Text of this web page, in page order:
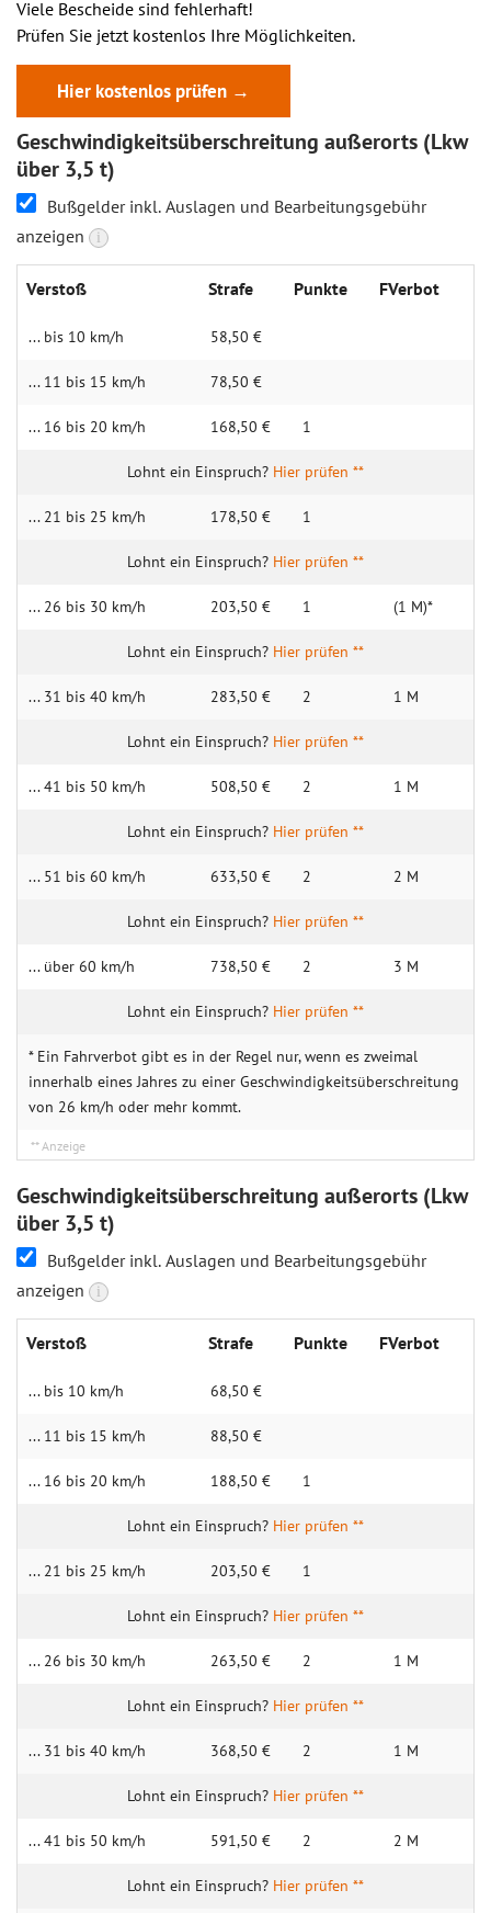
Viele Bescheide sind fehlerhaft!
Prüfen Sie jetzt kostenlos Ihre Möglichkeiten.
Hier kostenlos prüfen →
Geschwindigkeitsüberschreitung außerorts (Lkw
über 3,5 t)
Bußgelder inkl. Auslagen und Bearbeitungsgebühr
anzeigen
i
Verstoß Strafe Punkte FVerbot
... bis 10 km/h 58,50 €
... 11 bis 15 km/h 78,50 €
... 16 bis 20 km/h 168,50 € 1
Hier prüfen **
... 21 bis 25 km/h 178,50 € 1
Hier prüfen **
... 26 bis 30 km/h 203,50 € 1 (1 M)*
Hier prüfen **
... 31 bis 40 km/h 283,50 € 2 1 M
Hier prüfen **
... 41 bis 50 km/h 508,50 € 2 1 M
Hier prüfen **
... 51 bis 60 km/h 633,50 € 2 2 M
Hier prüfen **
... über 60 km/h 738,50 € 2 3 M
Hier prüfen **
* Ein Fahrverbot gibt es in der Regel nur, wenn es zweimal
innerhalb eines Jahres zu einer Geschwindigkeitsüberschreitung
von 26 km/h oder mehr kommt.
Geschwindigkeitsüberschreitung außerorts (Lkw
über 3,5 t)
Bußgelder inkl. Auslagen und Bearbeitungsgebühr
anzeigen
i
Verstoß Strafe Punkte FVerbot
... bis 10 km/h 68,50 €
... 11 bis 15 km/h 88,50 €
... 16 bis 20 km/h 188,50 € 1
Hier prüfen **
... 21 bis 25 km/h 203,50 € 1
Hier prüfen **
... 26 bis 30 km/h 263,50 € 2 1 M
Hier prüfen **
... 31 bis 40 km/h 368,50 € 2 1 M
Hier prüfen **
... 41 bis 50 km/h 591,50 € 2 2 M
Hier prüfen **